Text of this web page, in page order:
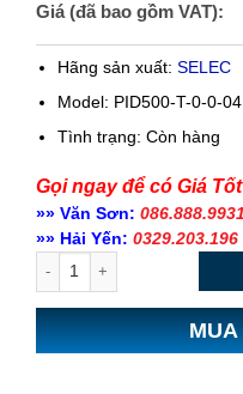
Giá (đã bao gồm VAT):
Hãng sản xuất: SELEC
Model: PID500-T-0-0-04
Tình trạng: Còn hàng
Gọi ngay để có Giá
»» Văn Sơn: 086.888.9931
»» Hải Yến: 0329.203.196
MUA